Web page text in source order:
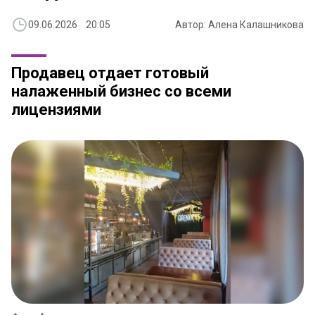
09.06.2026 20:05 Автор: Алена Калашникова
Продавец отдает готовый
налаженный бизнес со всеми
лицензиями